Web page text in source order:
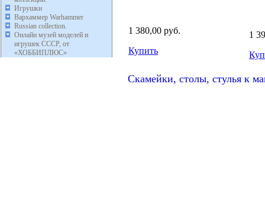
Игрушки
Вархаммер Warhammer
Russian collection.
Онлайн музей моделей и
игрушек СССР, от
«ХОББИПЛЮС»
1 380,00 руб.
Купить
1
Скамейки, столы, стулья к